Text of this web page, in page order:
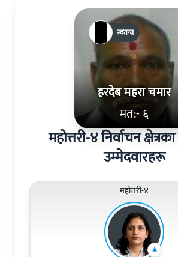
हरदेब महरा चमार
मत:- ६
स्वतन्त्र
महोत्तरी-४ निर्वाचन क्षेत्रका
उम्मेदवारहरू
महोत्तरी-४